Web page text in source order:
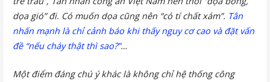
dọa gió” đi. Có muốn dọa cũng nên “có tí chất xám”. Tân
nhấn mạnh là chỉ cảnh báo khi thấy nguy cơ cao và đặt vấn
đề “nếu cháy thật thì sao?”…
Một điểm đáng chú ý khác là không chỉ hệ thống công